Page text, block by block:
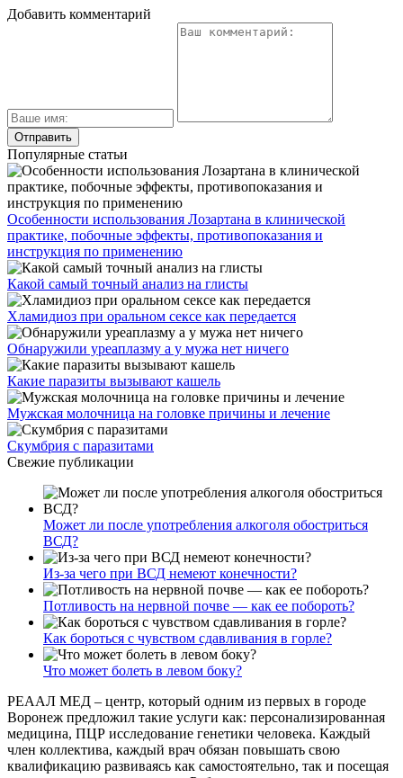
Добавить комментарий
Популярные статьи
Особенности использования Лозартана в клинической
практике, побочные эффекты, противопоказания и
инструкция по применению
Какой самый точный анализ на глисты
Хламидиоз при оральном сексе как передается
Обнаружили уреаплазму а у мужа нет ничего
Какие паразиты вызывают кашель
Мужская молочница на головке причины и лечение
Скумбрия с паразитами
Свежие публикации
Может ли после употребления алкоголя обостриться
ВСД?
Из-за чего при ВСД немеют конечности?
Потливость на нервной почве — как ее побороть?
Как бороться с чувством сдавливания в горле?
Что может болеть в левом боку?
РЕААЛ МЕД – центр, который одним из первых в городе
Воронеж предложил такие услуги как: персонализированная
медицина, ПЦР исследование генетики человека. Каждый
член коллектива, каждый врач обязан повышать свою
квалификацию развиваясь как самостоятельно, так и посещая